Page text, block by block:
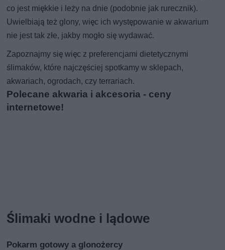
co jest miękkie i leży na dnie (podobnie jak rurecznik).
Uwielbiają też glony, więc ich występowanie w akwarium
nie jest tak złe, jakby mogło się wydawać.
Zapoznajmy się więc z preferencjami dietetycznymi
ślimaków, które najczęściej spotkamy w sklepach,
akwariach, ogrodach, czy terrariach.
Polecane akwaria i akcesoria - ceny
internetowe!
Ślimaki wodne i lądowe
Pokarm gotowy a glonożercy